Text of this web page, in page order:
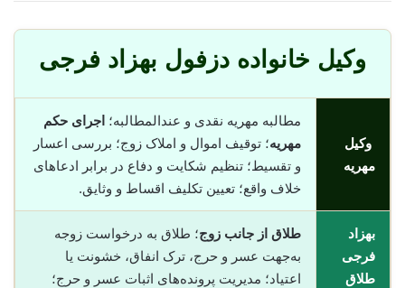
وکیل خانواده دزفول بهزاد فرجی
وکیل
مهریه
مطالبه مهریه نقدی و عندالمطالبه؛ اجرای حکم
مهریه؛ توقیف اموال و املاک زوج؛ بررسی اعسار
و تقسیط؛ تنظیم شکایت و دفاع در برابر ادعاهای
خلاف واقع؛ تعیین تکلیف اقساط و وثایق.
بهزاد
فرجی
طلاق
طلاق از جانب زوج؛ طلاق به درخواست زوجه
به‌جهت عسر و حرج، ترک انفاق، خشونت یا
اعتیاد؛ مدیریت پرونده‌های اثبات عسر و حرج؛